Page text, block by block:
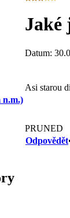
n.m.)
Jaké
Datum:
Asi starou
PRUNED
Odpovědět